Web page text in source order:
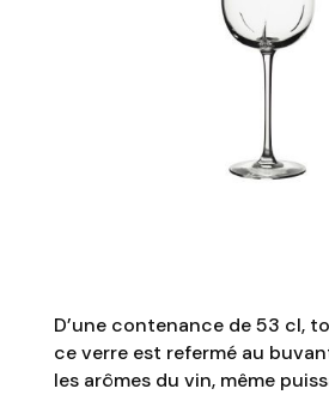
D’une contenance de 53 cl,
ce verre est refermé au
les arômes du vin, même